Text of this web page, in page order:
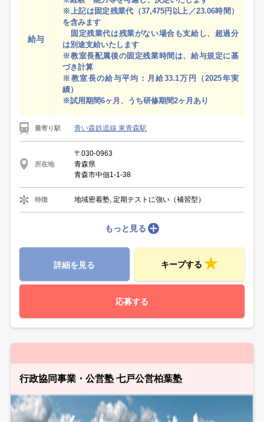
給与
※上記は固定残業代（37,475円以上／23.06時間）
を含みます
固定残業代は残業がない場合も支給し、超過分
は別途支給いたします
※教室長配属後の固定残業時間は、給与規定に基
づき計算
※教室長の給与平均：月給33.1万円（2025年実
績）
※試用期間6ヶ月、うち研修期間2ヶ月あり
最寄り駅 青い森鉄道線 東青森駅
所在地
〒030-0963
青森県
青森市中佃1-1-38
特徴 地域密着塾, 定期テストに強い（補習型）
もっと見る
詳細を見る キープする
応募する
行政協同事業・公営塾 七戸公営柏葉塾